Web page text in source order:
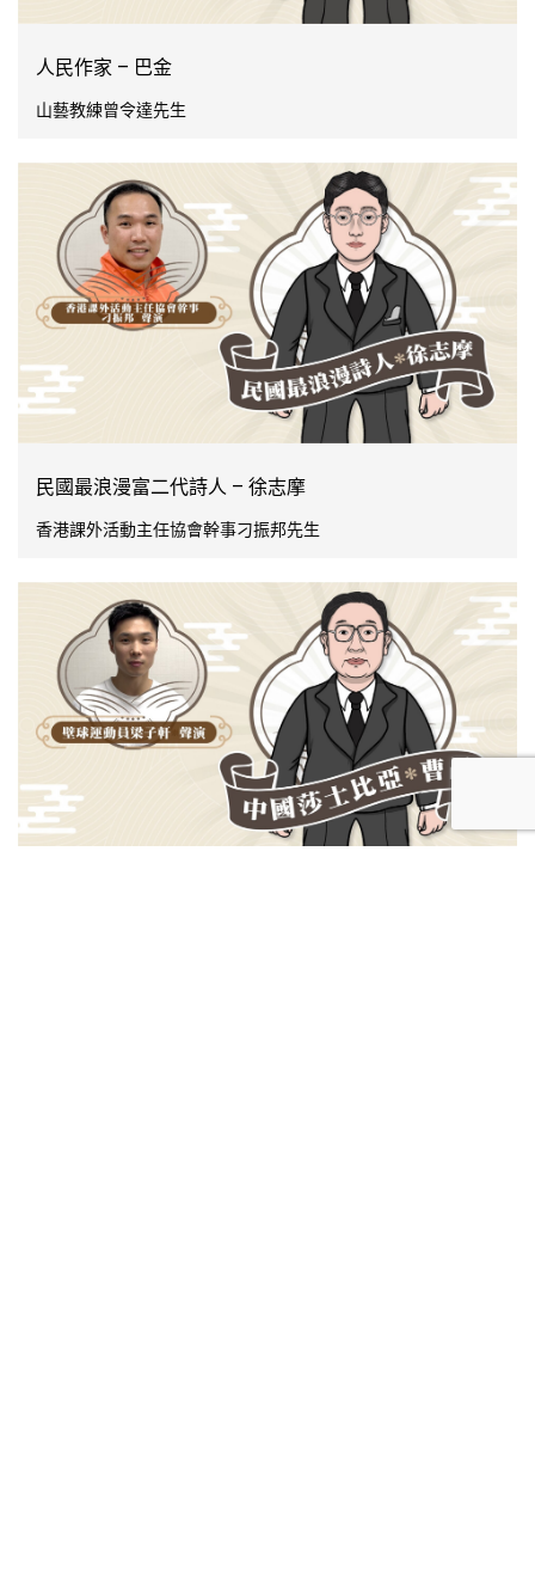
人民作家 – 巴金
山藝教練曾令達先生
民國最浪漫富二代詩人 – 徐志摩
香港課外活動主任協會幹事刁振邦先生